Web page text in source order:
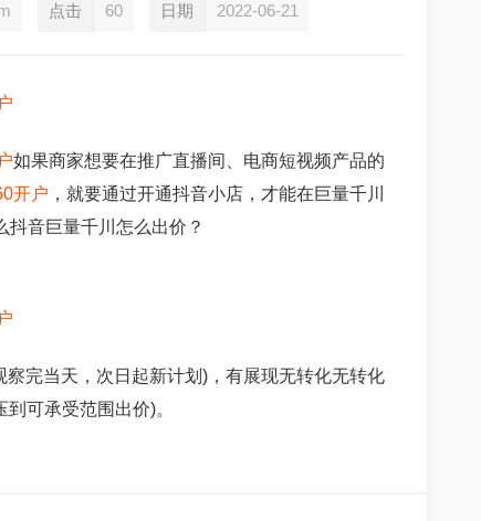
点击 60 日期 2022-06-21
如果商家想要在推广直播间、电商短视频产品的
开户 ，就要通过开通抖音小店，才能在巨量千川
音巨量千川怎么出价？
完当天，次日起新计划)，有展现无转化无转化
可承受范围出价)。